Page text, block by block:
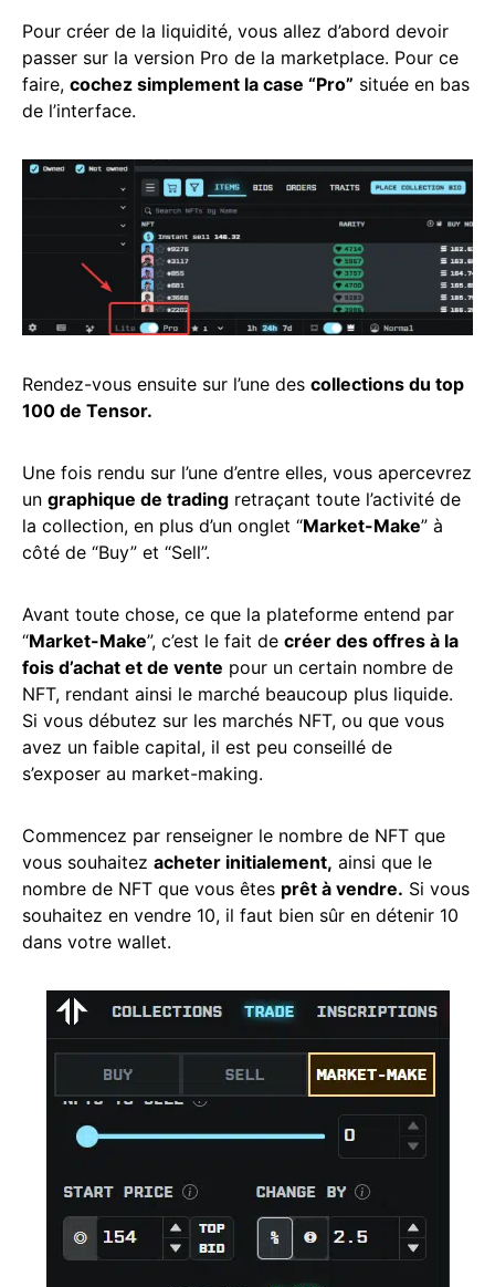
Pour créer de la liquidité, vous allez d’abord devoir
passer sur la version Pro de la marketplace. Pour ce
faire, cochez simplement la case “Pro” située en bas
de l’interface.
Rendez-vous ensuite sur l’une des collections du top
100 de Tensor.
Une fois rendu sur l’une d’entre elles, vous apercevrez
un graphique de trading retraçant toute l’activité de
la collection, en plus d’un onglet “Market-Make” à
côté de “Buy” et “Sell”.
Avant toute chose, ce que la plateforme entend par
“Market-Make”, c’est le fait de créer des offres à la
fois d’achat et de vente pour un certain nombre de
NFT, rendant ainsi le marché beaucoup plus liquide.
Si vous débutez sur les marchés NFT, ou que vous
avez un faible capital, il est peu conseillé de
s’exposer au market-making.
Commencez par renseigner le nombre de NFT que
vous souhaitez acheter initialement, ainsi que le
nombre de NFT que vous êtes prêt à vendre. Si vous
souhaitez en vendre 10, il faut bien sûr en détenir 10
dans votre wallet.